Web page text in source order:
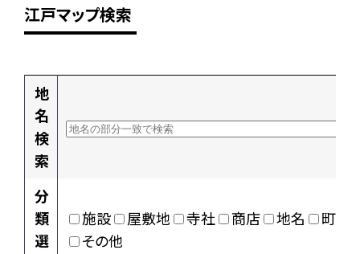
江戸マップ検索
地
名
検
索
分
類
選
施設 屋敷地 寺社 商店 地名
町村
その他